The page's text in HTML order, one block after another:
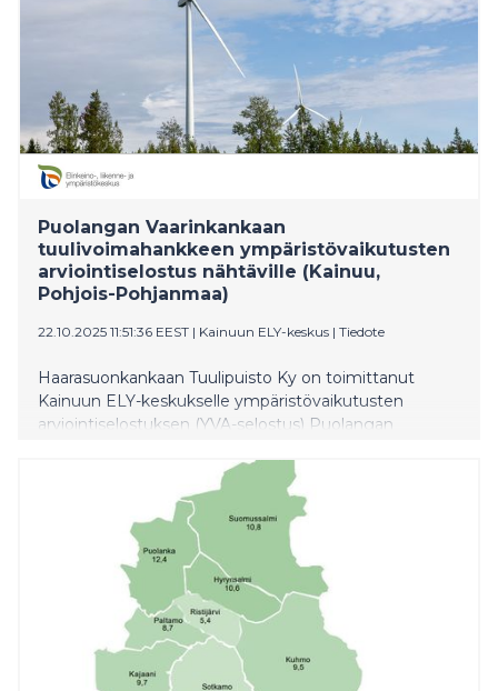
avaintekijöitä Kainuun kasvun ja kansainvälistymisen
Puolangan Vaarinkankaan
tuulivoimahankkeen ympäristövaikutusten
arviointiselostus nähtäville (Kainuu,
Pohjois-Pohjanmaa)
22.10.2025 11:51:36 EEST | Kainuun ELY-keskus | Tiedote
Haarasuonkankaan Tuulipuisto Ky on toimittanut
Kainuun ELY-keskukselle ympäristövaikutusten
arviointiselostuksen (YVA-selostus) Puolangan
kunnan lounaisosaan sijoittuvalle hankealueelle ollaan
suunnittelemassa enintään 12 voimalaa.
Ympäristövaikutusten arviointiselostus on nähtävillä
1.12. saakka. Hankkeen yleisötilaisuus pidetään
11.11.2025 Puolankajärven koululla.